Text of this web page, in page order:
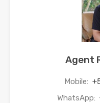
Agent
Mobile:
WhatsApp: